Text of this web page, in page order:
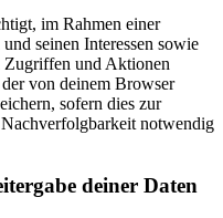
im Rahmen einer
seinen Interessen sowie
Zugriffen und Aktionen
von deinem Browser
sofern dies zur
notwendig
deiner Daten